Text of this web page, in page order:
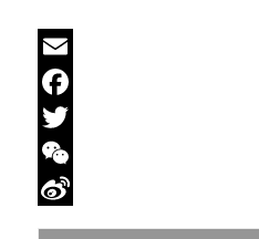
Email
Facebook
Twitter
WeChat